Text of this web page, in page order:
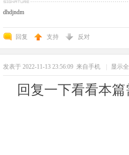
dhdjndm
回复 支持 反对
发表于 2022-11-13 23:56:09 来自手机 显示
回复一下看看本